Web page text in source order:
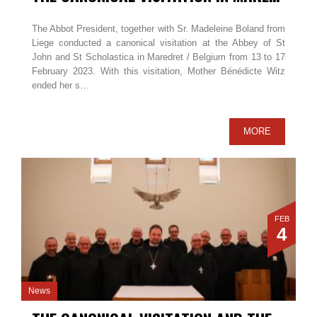
The Abbot President, together with Sr. Madeleine Boland from
Liege conducted a canonical visitation at the Abbey of St
John and St Scholastica in Maredret / Belgium from 13 to 17
February 2023. With this visitation, Mother Bénédicte Witz
ended her s…
MORE
FEB
4
News